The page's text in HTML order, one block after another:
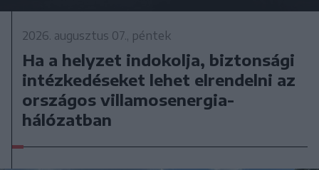
2026. augusztus 07., péntek
Ha a helyzet indokolja, biztonsági
intézkedéseket lehet elrendelni az
országos villamosenergia-
hálózatban